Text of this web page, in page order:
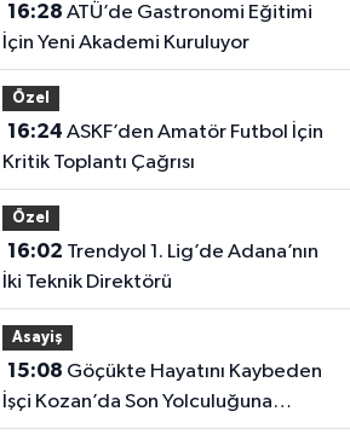
16:28
İçin Yeni Akademi Kuruluyor
Özel
16:24
Kritik Toplantı Çağrısı
Özel
16:02
İki Teknik Direktörü
Asayiş
15:08
İşçi Kozan’da Son Yolculuğuna
Uğurlandı